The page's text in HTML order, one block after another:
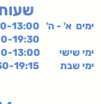
ימים א' - ה' 9:30-13:00
ימי שישי 13:00
ימי שבת 09:30-19:15 (בהזמנה מראש)